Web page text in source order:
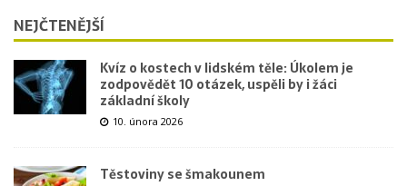
NEJČTENĚJŠÍ
Kvíz o kostech v lidském těle: Úkolem je
zodpovědět 10 otázek, uspěli by i žáci
základní školy
10. února 2026
Těstoviny se šmakounem